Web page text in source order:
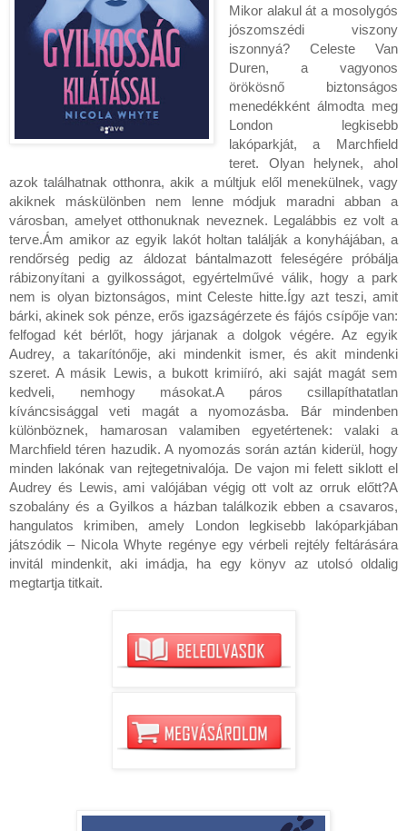
Mikor alakul át a mosolygós
jószomszédi viszony
iszonnyá? Celeste Van
Duren, a vagyonos
örökösnő biztonságos
menedékként álmodta meg
London legkisebb
lakóparkját, a Marchfield
teret. Olyan helynek, ahol
azok találhatnak otthonra, akik a múltjuk elől menekülnek, vagy
akiknek máskülönben nem lenne módjuk maradni abban a
városban, amelyet otthonuknak neveznek. Legalábbis ez volt a
terve.Ám amikor az egyik lakót holtan találják a konyhájában, a
rendőrség pedig az áldozat bántalmazott feleségére próbálja
rábizonyítani a gyilkosságot, egyértelművé válik, hogy a park
nem is olyan biztonságos, mint Celeste hitte.Így azt teszi, amit
bárki, akinek sok pénze, erős igazságérzete és fájós csípője van:
felfogad két bérlőt, hogy járjanak a dolgok végére. Az egyik
Audrey, a takarítónője, aki mindenkit ismer, és akit mindenki
szeret. A másik Lewis, a bukott krimiíró, aki saját magát sem
kedveli, nemhogy másokat.A páros csillapíthatatlan
kíváncsisággal veti magát a nyomozásba. Bár mindenben
különböznek, hamarosan valamiben egyetértenek: valaki a
Marchfield téren hazudik. A nyomozás során aztán kiderül, hogy
minden lakónak van rejtegetnivalója. De vajon mi felett siklott el
Audrey és Lewis, ami valójában végig ott volt az orruk előtt?A
szobalány és a Gyilkos a házban találkozik ebben a csavaros,
hangulatos krimiben, amely London legkisebb lakóparkjában
játszódik – Nicola Whyte regénye egy vérbeli rejtély feltárására
invitál mindenkit, aki imádja, ha egy könyv az utolsó oldalig
megtartja titkait.